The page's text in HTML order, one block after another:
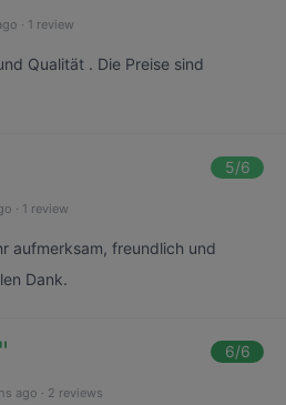
· 1 review
Qualität . Die Preise sind
5/6
· 1 review
aufmerksam, freundlich und
Dank.
" 6/6
ago · 2 reviews